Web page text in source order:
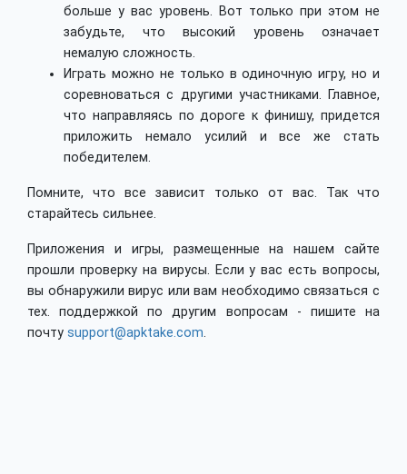
больше у вас уровень. Вот только при этом не
забудьте, что высокий уровень означает
немалую сложность.
Играть можно не только в одиночную игру, но и
соревноваться с другими участниками. Главное,
что направляясь по дороге к финишу, придется
приложить немало усилий и все же стать
победителем.
Помните, что все зависит только от вас. Так что
старайтесь сильнее.
Приложения и игры, размещенные на нашем сайте
прошли проверку на вирусы. Если у вас есть вопросы,
вы обнаружили вирус или вам необходимо связаться с
тех. поддержкой по другим вопросам - пишите на
почту support@apktake.com.